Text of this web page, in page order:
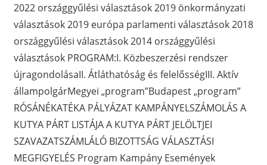
2022 országgyűlési választások 2019 önkormányzati
választások 2019 európa parlamenti választások 2018
országgyűlési választások 2014 országgyűlési
választások PROGRAM:I. Közbeszerzési rendszer
újragondolásaII. Átláthatóság és felelősségIII. Aktív
állampolgárMegyei „program”Budapest „program”
RÓSÁNÉKATÉKA PÁLYÁZAT KAMPÁNYELSZÁMOLÁS A
KUTYA PÁRT LISTÁJA A KUTYA PÁRT JELÖLTJEI
SZAVAZATSZÁMLÁLÓ BIZOTTSÁG VÁLASZTÁSI
MEGFIGYELÉS Program Kampány Események